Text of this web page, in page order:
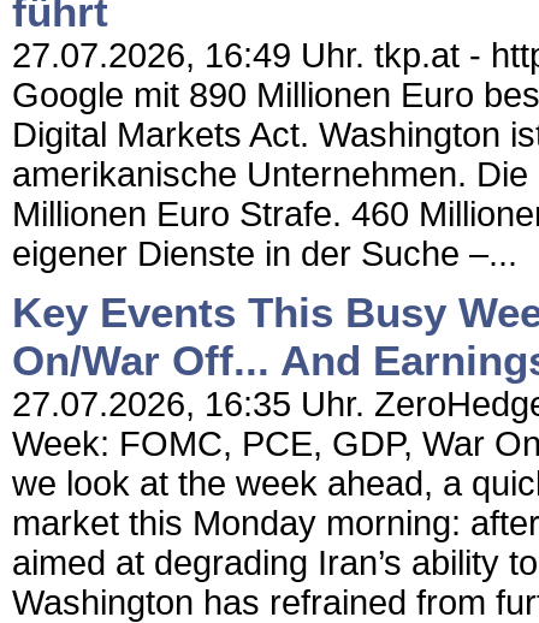
führt
27.07.2026, 16:49 Uhr. tkp.at -
Google mit 890 Millionen Euro
Digital Markets Act. Washington
amerikanische Unternehmen.
Millionen Euro Strafe. 460
eigener Dienste in der Suche –...
Key Events This Busy
On/War Off... And
27.07.2026, 16:35 Uhr.
Week: FOMC, PCE, GDP, War
we look at the week ahead, a
market this Monday morning:
aimed at degrading Iran’s ability
Washington has refrained from